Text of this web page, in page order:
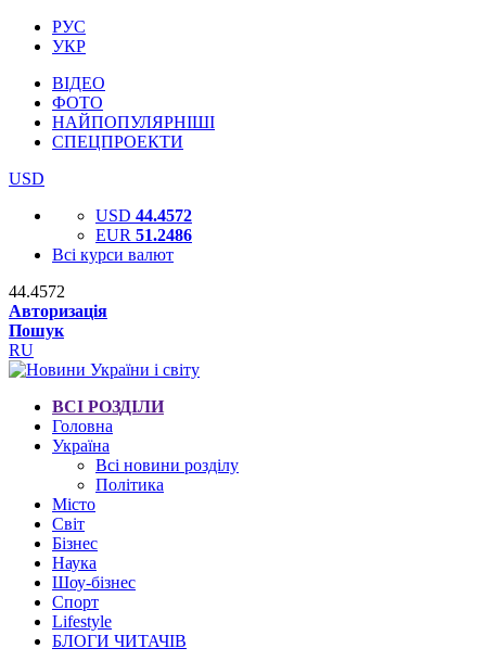
РУС
УКР
ВІДЕО
ФОТО
НАЙПОПУЛЯРНІШІ
СПЕЦПРОЕКТИ
USD
USD 44.4572
EUR 51.2486
Всі курси валют
44.4572
Авторизація
Пошук
RU
ВСІ РОЗДІЛИ
Головна
Україна
Всі новини розділу
Політика
Місто
Світ
Бізнес
Наука
Шоу-бізнес
Спорт
Lifestyle
БЛОГИ ЧИТАЧІВ